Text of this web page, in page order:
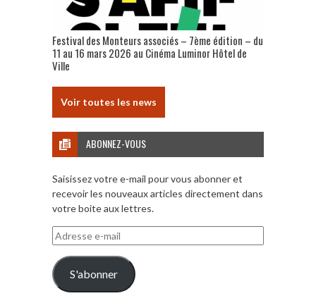
Festival des Monteurs associés – 7ème édition – du
11 au 16 mars 2026 au Cinéma Luminor Hôtel de
Ville
Voir toutes les news
ABONNEZ-VOUS
Saisissez votre e-mail pour vous abonner et
recevoir les nouveaux articles directement dans
votre boite aux lettres.
Adresse
e-
mail
S'abonner